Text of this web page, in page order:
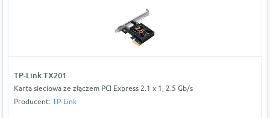
TP-Link TX201
Karta sieciowa ze złączem PCI Express 2.1 x 1, 2.5 Gb/s
Producent: TP-Link